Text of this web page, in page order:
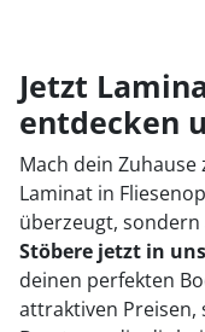
Jetzt
entdecken
Mach dein
Laminat in
überzeugt,
Stöbere jetzt in
deinen perfekten
attraktiven Preisen,